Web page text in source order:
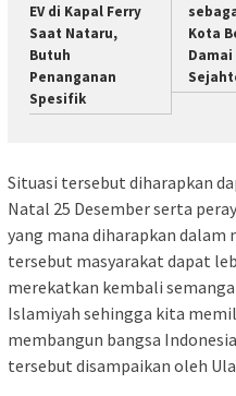
EV di Kapal Ferry
Saat Nataru,
Butuh
Penanganan
Spesifik
Kota
Damai
Situasi tersebut diharapkan
Natal 25 Desember serta
yang mana diharapkan
tersebut masyarakat dapat
merekatkan kembali
Islamiyah sehingga kita
membangun bangsa
tersebut disampaikan oleh